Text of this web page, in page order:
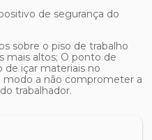
de segurança do
sobre o piso de trabalho
mais altos; O ponto de
de içar materiais no
modo a não comprometer a
trabalhador.